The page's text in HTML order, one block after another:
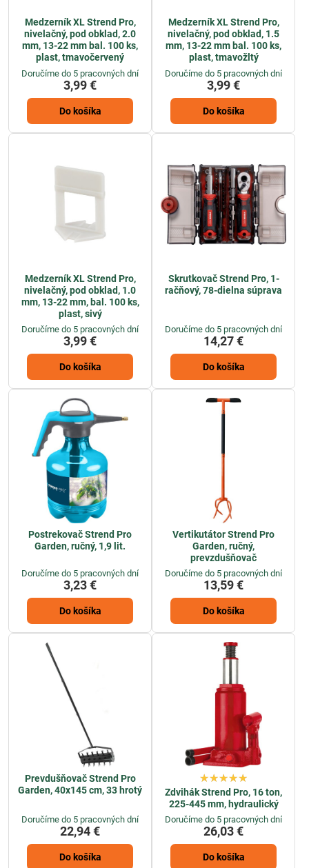
Medzerník XL Strend Pro,
nivelačný, pod obklad, 2.0
mm, 13-22 mm bal. 100 ks,
plast, tmavočervený
Doručíme do 5 pracovných dní
3,99 €
Do košíka
Medzerník XL Strend Pro,
nivelačný, pod obklad, 1.5
mm, 13-22 mm bal. 100 ks,
plast, tmavožltý
Doručíme do 5 pracovných dní
3,99 €
Do košíka
Medzerník XL Strend Pro,
nivelačný, pod obklad, 1.0
mm, 13-22 mm, bal. 100 ks,
plast, sivý
Doručíme do 5 pracovných dní
3,99 €
Do košíka
Skrutkovač Strend Pro, 1-
račňový, 78-dielna súprava
Doručíme do 5 pracovných dní
14,27 €
Do košíka
Postrekovač Strend Pro
Garden, ručný, 1,9 lit.
Doručíme do 5 pracovných dní
3,23 €
Do košíka
Vertikutátor Strend Pro
Garden, ručný,
prevzdušňovač
Doručíme do 5 pracovných dní
13,59 €
Do košíka
Prevdušňovač Strend Pro
Garden, 40x145 cm, 33 hrotý
Doručíme do 5 pracovných dní
22,94 €
Do košíka
Zdvihák Strend Pro, 16 ton,
225-445 mm, hydraulický
Doručíme do 5 pracovných dní
26,03 €
Do košíka